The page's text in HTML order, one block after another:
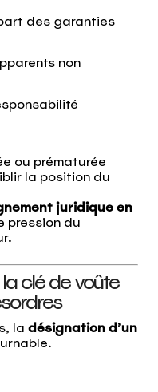
des garanties
non
ou prématurée
la position du
juridique en
pression du
clé de voûte
la désignation d’un